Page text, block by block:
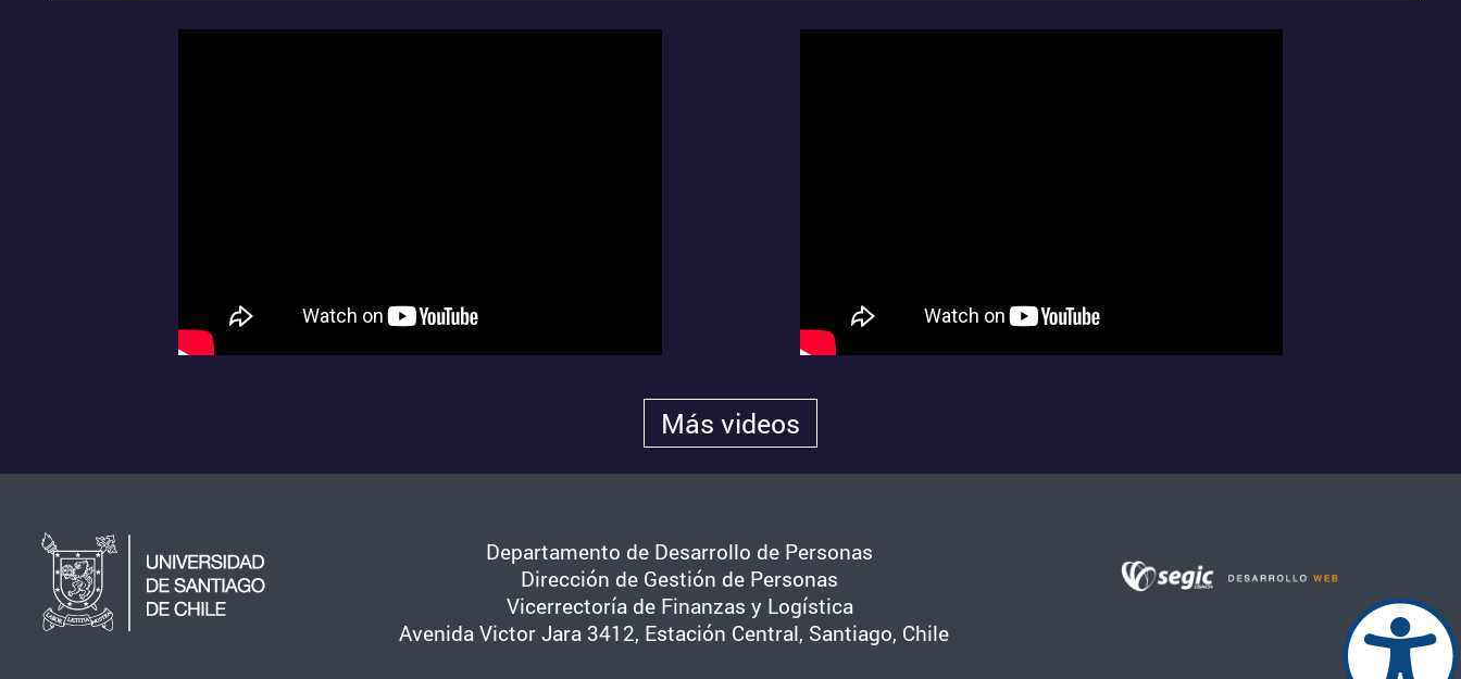
Más videos
Departamento de Desarrollo de Personas
Dirección de Gestión de Personas
Vicerrectoría de Finanzas y Logística
Avenida Victor Jara 3412, Estación Central, Santiago, Chile